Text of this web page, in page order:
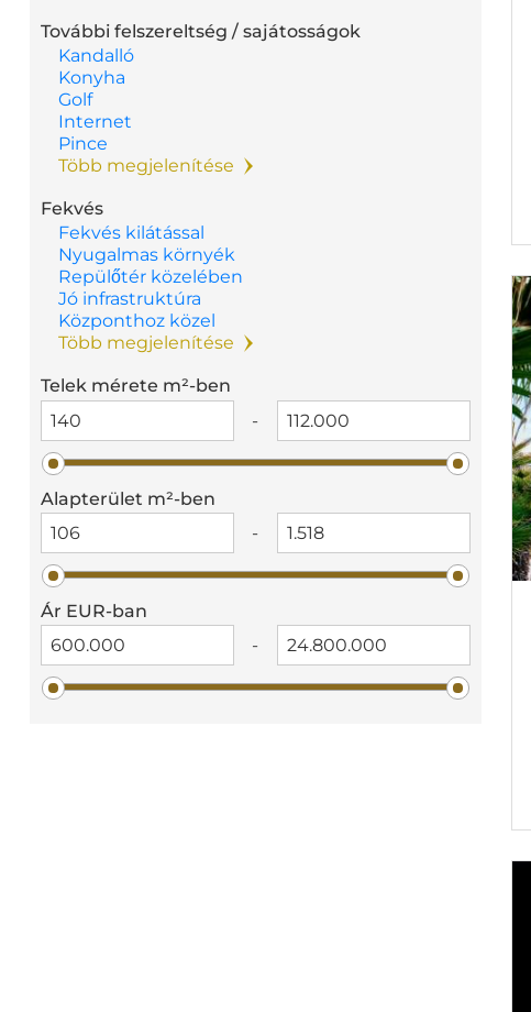
További felszereltség / sajátosságok
Kandalló
Konyha
Golf
Internet
Pince
Több megjelenítése
Fekvés
Fekvés kilátással
Nyugalmas környék
Repülőtér közelében
Jó infrastruktúra
Központhoz közel
Több megjelenítése
Telek mérete m²-ben
-
Alapterület m²-ben
-
Ár EUR-ban
-